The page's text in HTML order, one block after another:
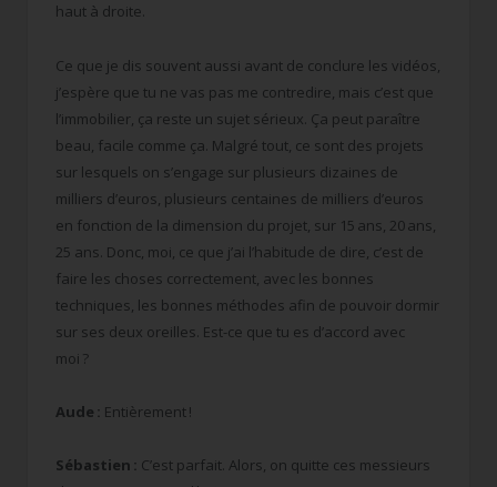
haut à droite.
Ce que je dis souvent aussi avant de conclure les vidéos,
j’espère que tu ne vas pas me contredire, mais c’est que
l’immobilier, ça reste un sujet sérieux. Ça peut paraître
beau, facile comme ça. Malgré tout, ce sont des projets
sur lesquels on s’engage sur plusieurs dizaines de
milliers d’euros, plusieurs centaines de milliers d’euros
en fonction de la dimension du projet, sur 15 ans, 20 ans,
25 ans. Donc, moi, ce que j’ai l’habitude de dire, c’est de
faire les choses correctement, avec les bonnes
techniques, les bonnes méthodes afin de pouvoir dormir
sur ses deux oreilles. Est-ce que tu es d’accord avec
moi ?
Aude : Entièrement !
Sébastien : C’est parfait. Alors, on quitte ces messieurs